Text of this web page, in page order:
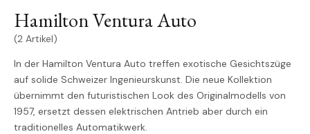
Hamilton Ventura Auto
(2 Artikel)
In der Hamilton Ventura Auto treffen exotische Gesichtszüge
auf solide Schweizer Ingenieurskunst. Die neue Kollektion
übernimmt den futuristischen Look des Originalmodells von
1957, ersetzt dessen elektrischen Antrieb aber durch ein
traditionelles Automatikwerk.